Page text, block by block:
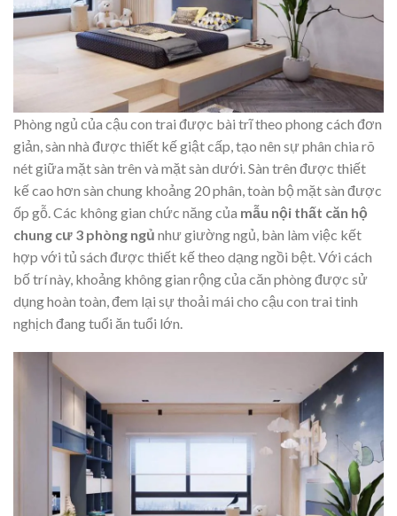
Phòng ngủ của cậu con trai được bài trĩ theo phong cách đơn
giản, sàn nhà được thiết kế giật cấp, tạo nên sự phân chia rõ
nét giữa mặt sàn trên và mặt sàn dưới. Sàn trên được thiết
kế cao hơn sàn chung khoảng 20 phân, toàn bộ mặt sàn được
ốp gỗ. Các không gian chức năng của mẫu nội thất căn hộ
chung cư 3 phòng ngủ như giường ngủ, bàn làm việc kết
hợp với tủ sách được thiết kế theo dạng ngồi bệt. Với cách
bố trí này, khoảng không gian rộng của căn phòng được sử
dụng hoàn toàn, đem lại sự thoải mái cho cậu con trai tinh
nghịch đang tuổi ăn tuổi lớn.